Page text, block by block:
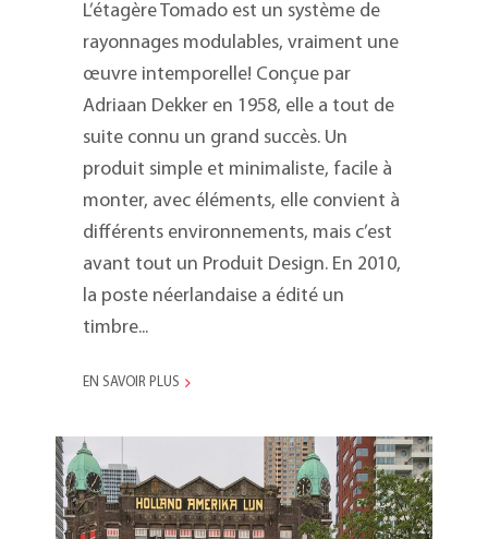
L’étagère Tomado est un système de
rayonnages modulables, vraiment une
œuvre intemporelle! Conçue par
Adriaan Dekker en 1958, elle a tout de
suite connu un grand succès. Un
produit simple et minimaliste, facile à
monter, avec éléments, elle convient à
différents environnements, mais c’est
avant tout un Produit Design. En 2010,
la poste néerlandaise a édité un
timbre...
EN SAVOIR PLUS